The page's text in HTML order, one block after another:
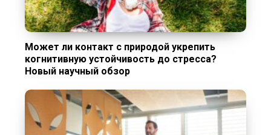
Может ли контакт с природой укрепить
когнитивную устойчивость до стресса?
Новый научный обзор